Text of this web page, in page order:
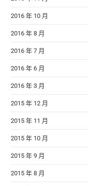
2016 年 10 月
2016 年 8 月
2016 年 7 月
2016 年 6 月
2016 年 3 月
2015 年 12 月
2015 年 11 月
2015 年 10 月
2015 年 9 月
2015 年 8 月